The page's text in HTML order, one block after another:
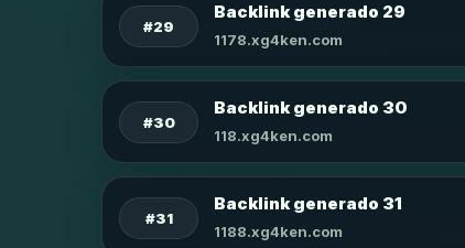
#29
Backlink generado 29
1178.xg4ken.com
#30
Backlink generado 30
118.xg4ken.com
#31
Backlink generado 31
1188.xg4ken.com